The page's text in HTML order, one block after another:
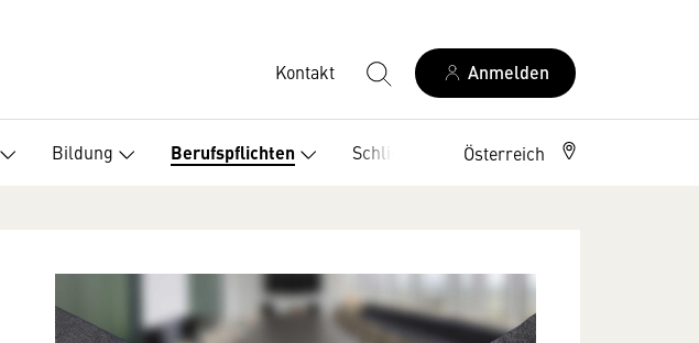
Kontakt Anmelden
Bildung Berufspflichten SchlichtungsstellenÖsterreich